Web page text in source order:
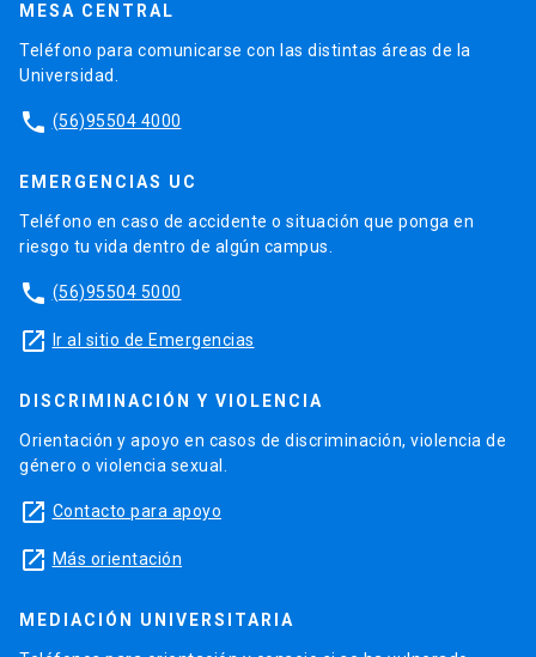
MESA CENTRAL
Teléfono para comunicarse con las distintas áreas de la
Universidad.
phone (56)95504 4000
EMERGENCIAS UC
Teléfono en caso de accidente o situación que ponga en
riesgo tu vida dentro de algún campus.
phone (56)95504 5000
launch Ir al sitio de Emergencias
DISCRIMINACIÓN Y VIOLENCIA
Orientación y apoyo en casos de discriminación, violencia de
género o violencia sexual.
launch Contacto para apoyo
launch Más orientación
MEDIACIÓN UNIVERSITARIA